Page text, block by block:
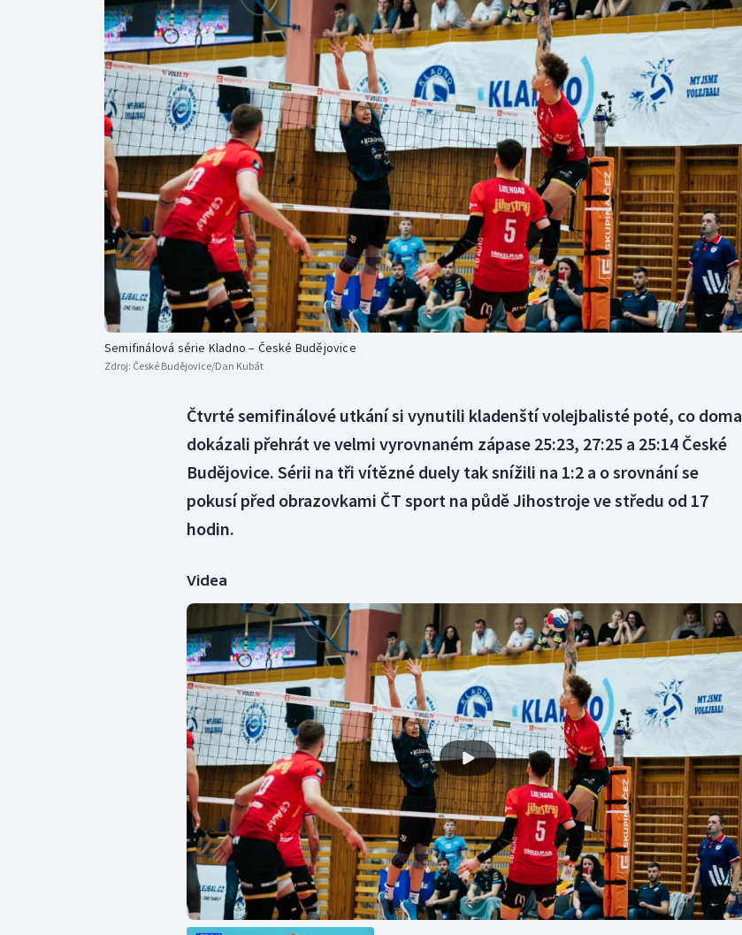
Curling
Dostihy
Florbal
Futsal
Golf
Gymnastika
Moderní pětiboj
Motorsport
Olympijské hry
Parasport
Plavání
Plážový volejbal
Triatlon
Vodní slalom
Ostatní
Semifinálová série Kladno – České Budějovice
Zdroj: České Budějovice/Dan Kubát
Čtvrté semifinálové utkání si vynutili kladenští volejbalisté poté, co doma
dokázali přehrát ve velmi vyrovnaném zápase 25:23, 27:25 a 25:14 České
Budějovice. Sérii na tři vítězné duely tak snížili na 1:2 a o srovnání se
pokusí před obrazovkami ČT sport na půdě Jihostroje ve středu od 17
hodin.
Videa